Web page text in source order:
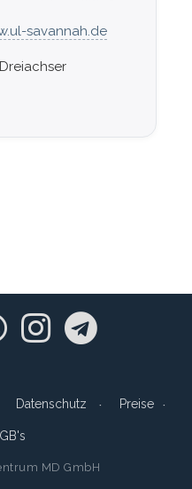
savannah.de
Dreiachser
Datenschutz Preise
MD GmbH